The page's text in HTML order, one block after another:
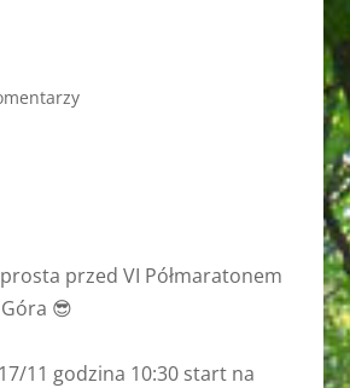
przed VI Półmaratonem
😎
11 godzina 10:30 start na